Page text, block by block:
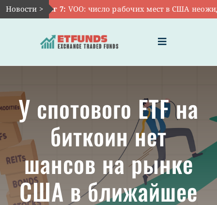
Skip
to
Новости >Авг 7:VOO: число рабочих мест в США
Toggle
Navigation
ЧТО ТАКОЕ ETF
ИНВЕСТИЦИИ В ETF
ТЕМАТИЧЕСКИЕ ETF
У спотового ETF на
биткоин нет
шансов на рынке
США в ближайшее